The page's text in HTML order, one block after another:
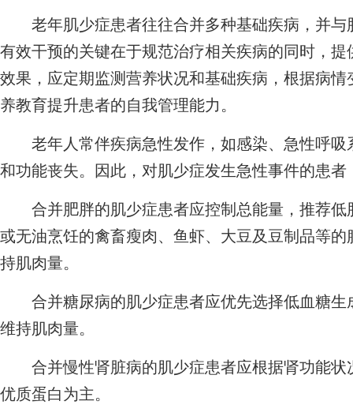
老年肌少症患者往往合并多种基础疾病，并与
有效干预的关键在于规范治疗相关疾病的同时，
效果，应定期监测营养状况和基础疾病，根据病
养教育提升患者的自我管理能力。
老年人常伴疾病急性发作，如感染、急性呼吸
和功能丧失。因此，对肌少症发生急性事件的患
合并肥胖的肌少症患者应控制总能量，推荐低
或无油烹饪的禽畜瘦肉、鱼虾、大豆及豆制品等
持肌肉量。
合并糖尿病的肌少症患者应优先选择低血糖生
维持肌肉量。
合并慢性肾脏病的肌少症患者应根据肾功能状
优质蛋白为主。